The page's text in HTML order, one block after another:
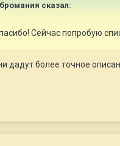
сказал:
Сейчас попробую
дадут более точное